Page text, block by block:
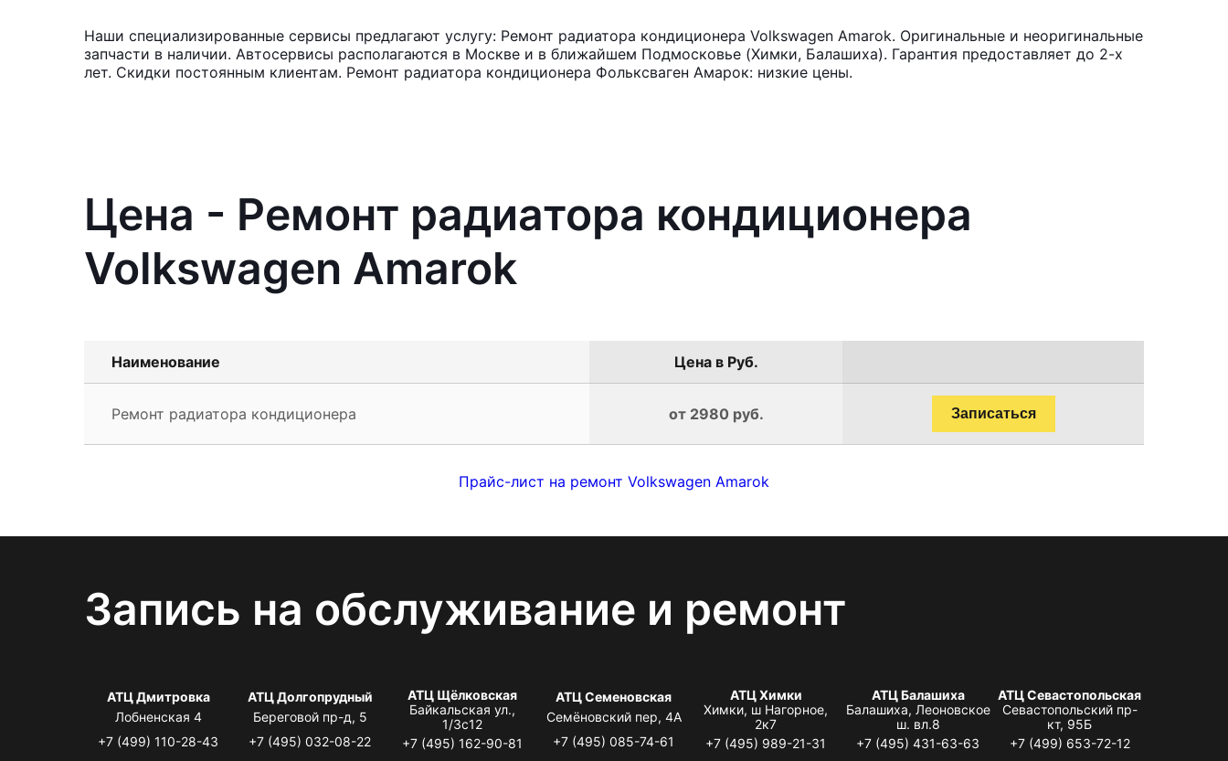
Наши специализированные сервисы предлагают услугу: Ремонт радиатора кондиционера Volkswagen Amarok. Оригинальные и неоригинальные
запчасти в наличии. Автосервисы располагаются в Москве и в ближайшем Подмосковье (Химки, Балашиха). Гарантия предоставляет до 2-х
лет. Скидки постоянным клиентам. Ремонт радиатора кондиционера Фольксваген Амарок: низкие цены.
Цена - Ремонт радиатора кондиционера
Volkswagen Amarok
Наименование Цена в Руб.
Ремонт радиатора кондиционера от 2980 руб. Записаться
Прайс-лист на ремонт Volkswagen Amarok
Запись на обслуживание и ремонт
АТЦ Дмитровка
Лобненская 4
+7 (499) 110-28-43
АТЦ Долгопрудный
Береговой пр-д, 5
+7 (495) 032-08-22
АТЦ Щёлковская
Байкальская ул.,
1/3с12
+7 (495) 162-90-81
АТЦ Семеновская
Семёновский пер, 4А
+7 (495) 085-74-61
АТЦ Химки
Химки, ш Нагорное,
2к7
+7 (495) 989-21-31
АТЦ Балашиха
Балашиха, Леоновское
ш. вл.8
+7 (495) 431-63-63
АТЦ Севастопольская
Севастопольский пр-
кт, 95Б
+7 (499) 653-72-12